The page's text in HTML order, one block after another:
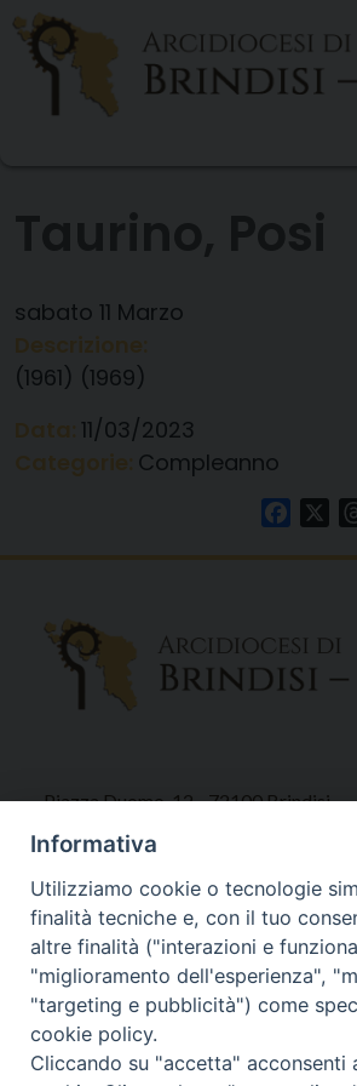
Skip
content
sabato 11 Marzo
(1961) (1969)
11/03/2023
Compleanno
Piazza Duomo, 12 - 72100 Brindisi
Tel 0831.521958
Fax 0831.528315
Orari Curia
Mar. / Mer. / Giov. ore 9 - 13
nei mesi estivi solo Martedì ore 9 - 13
Informativa
Utilizziamo cookie o tecnologie
finalità tecniche e, con il tuo
altre finalità ("interazioni e
"miglioramento dell'esperienza",
"targeting e pubblicità") come
cookie policy.
Cliccando su "accetta" acconsenti